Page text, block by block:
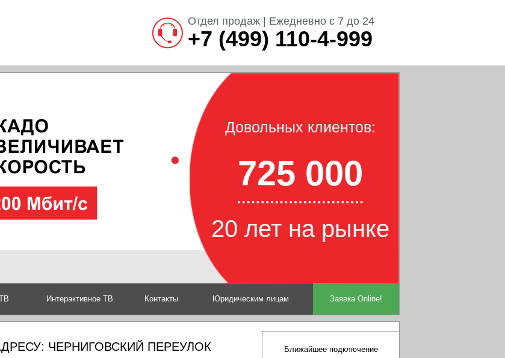
Отдел продаж | Ежедневно с 7 до 24
+7 (499) 110-4-999
Довольных клиентов:
725 000
20 лет на рынке
Интерактивное ТВ Контакты Юридическим лицам Заявка Online!
Ближайшее подключение
ЧЕРНИГОВСКИЙ ПЕРЕУЛОК